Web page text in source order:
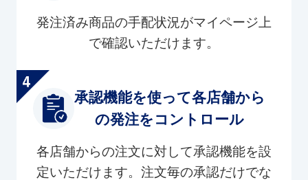
発注済み商品の手配状況がマイページ上
で確認いただけます。
承認機能を使って各店舗から
の発注をコントロール
各店舗からの注文に対して承認機能を設
定いただけます。注文毎の承認だけでな